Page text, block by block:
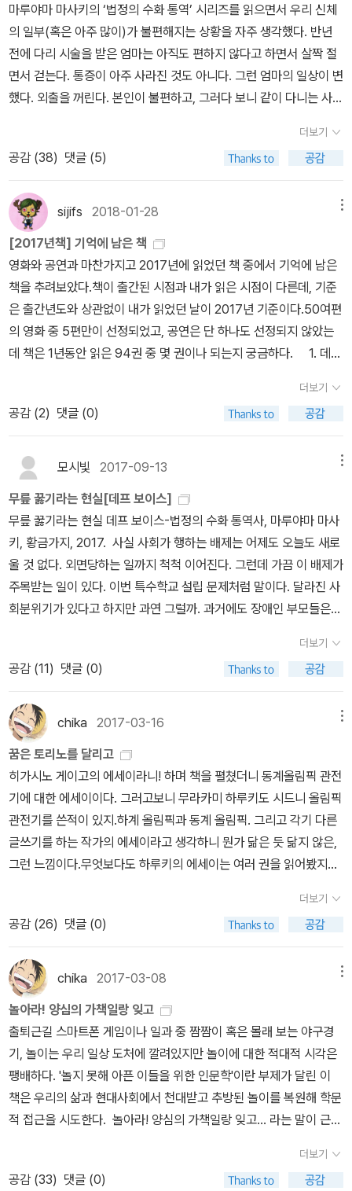
마루야마 마사키의 ‘법정의 수화 통역’ 시리즈를 읽으면서 우리 신체
의 일부(혹은 아주 많이)가 불편해지는 상황을 자주 생각했다. 반년
전에 다리 시술을 받은 엄마는 아직도 편하지 않다고 하면서 살짝 절
면서 걷는다. 통증이 아주 사라진 것도 아니다. 그런 엄마의 일상이 변
했다. 외출을 꺼린다. 본인이 불편하고, 그러다 보니 같이 다니는 사람
않는다. 코로나 때문이기도 하지만, 본인의 불편함이 외출을 못 하게
하니 이제는 마음까지 우울해졌다. 갑자기 닥친 불편함이 이 정도인
데, 오랜 세월, 어쩌면 태어날 때부터 듣지도 말하지도 못하는 이들의
세상이 어떨지 상상이 되지 않는다.첫 번째 이야기 『데프 보이스』의
시작이다. 구직 활동을 하던 아라이 나오토는 일을 구하기가 어려웠
다. 그러던 중 그렇게도 싫어했던 수화로 새 직업을 찾는다. 그는 농인
부모 밑에서 자란 코다(CODA : Children Of Deaf Adult) 이다. 부
모와 형은 농인이었고, 그는 청인으로 살았다. 농인 부모에게 태어난
청인 아이의 삶이 쉽지는 않았다. 자라면서 힘들었던 기억은 뒤로하
고 그는 이제 침묵의 세계에 사는 사람들의 목소리를 전달한다. 너무
익숙하게 봐왔던 환경에서 사는 사람들이 그의 시선에 새로운 건 없
었다. 은행 업무를 돕기도 하면서 누군가의 일상에 스며들던 그때, ‘해
마의 집’ 현재 이사장이 공원에서 살해당했다. 범인을 찾지 못했지만,
그 아들이다. 혹시 이 부자에게 원한이 있는 건 아닐까? 아무리 그래
도 같은 상황, 같은 방식으로 살해를? 농인을 위한 ‘해마의 집’에서 도
대체 무슨 일이 일어나고 있던 것일까.읽으면서 순간순간 그의 지나
온 삶을 떠올리게 되는데, 우리가 너무 쉽게 말했던 정상의 의미를 생
각했다. 부모와 형은 들리지 않는 사람, 그 사이에서 유일하게 듣고 말
할 수 있는 그의 정체성의 혼란이 전해졌다. 밖에서는 농인의 가족이
라고 시선을 받고, 집안에서는 그보다 형을 더 챙기는 부모님에게 서
갈 인생을 더 걱정하던 부모님의 태도를 그가 뭐라고 할 수 있을까 싶
다. 부모님의 걱정을 모를 것도 아주 아니지만, 평범한 아이였던 그가
받은 상처는 누가 돌봐줄 수 있을까. 그러니 그가 밥벌이를 위해 농인
의 세계에 뛰어든 것이 결코 쉬운 선택이 아니었다는 걸 잘 보여준다.
그러면서 점점 더 보이는 그들의 상처와 고충을 알고도 가만히 있을
수가 없다. 그는 이제 그의 업무 이상의 것에 다가간다. 그들이 제대로
말하지 못했던 진실의 장면을 찾아다닌다. 농인의 가족으로 살면서
청인이었던, 농인의 세계를 제대로 보려고 하지 않았던 그의 시간에
새로운 세계를 쌓는다. 그가 살아간 진짜 세상을 이제야 열었다.처음
나오토의 이야기를 들으면서 드는 생각은 외면하고 싶었던 삶에 다가
간 기분이 어떨까, 였다. 그가 택한 직업으로 그동안 보려고 하지 않았
느끼는 것들이 그대로 전해져왔다. 그의 삶이 점점 변해가는, 그 변화
의 의미와 깊이가 앞으로의 그의 인생을 어떻게 만들어줄지 기대되는
마음. 나오토를 앞세워 그동안 우리가 살면서 안 들리는 척, 모르는 척
했던 세상의 모습을 보여주면서 읽는 이의 시선 역시 변하게 된다. 나
오토가 예상하지 못했던 영역에 발을 들여놓음으로써 새로운 이야기
가 펼쳐진다.그들의 언어를 그들의 생각을 정확하게 통역할 수 있는
사람이 있어야, 그래서 법 아래에서 평등이 실현될 수 있다. 그들의 침
묵의 목소리가 모두에게 들릴 수 있도록 전달하는 것. 그것이야말로
자신이 해야 하는 일이다. (데프 보이스, 318페이지)이 시리즈의 두
토의 2년 후를 이야기한다. 여전히 그는 통역 수화를 하고 있으며, 지
금은 애인 미유키, 미와와 한집에서 살고 있다. 코다(CODA, Childre
더보기
공감 (38) 댓글 (5)
sijifs 2018-01-28
[2017년책] 기억에 남은 책
영화와 공연과 마찬가지고 2017년에 읽었던 책 중에서 기억에 남은
책을 추려보았다.책이 출간된 시점과 내가 읽은 시점이 다른데, 기준
은 출간년도와 상관없이 내가 읽었던 날이 2017년 기준이다.50여편
의 영화 중 5편만이 선정되었고, 공연은 단 하나도 선정되지 않았는
데 책은 1년동안 읽은 94권 중 몇 권이나 되는지 궁금하다. 1. 데프
권침해 문제와 시설문제가 녹아있다보니 주변에 있는 사람도 생각이
나서 기억에 남았던 것 같다.그리고 한국이나 일본이나 법적 처벌이
나 조사가 제대로 되지 않았던 부분도 화가 났다. 2. 딸에 대하여
2017년 11월 독서.레즈비언 커플과 커플 중 한 여성의 엄마가 함께
살게 되는 이야기를 엄마의 관점에서 쓴 책이다.사실 이 책은 11월에
읽고 리뷰는 12월에 썼는데, 리뷰를 쓸 때도 그리고 지금도 참 어려운
책이라고 생각한다. 부모와 자식의 거리는 자식이 생각하는 거리와
부모가 생각하는 거리가 좀 다른 것 같다. 책의 경우는 내가 읽었
던 94권의 책 중에서 어떤 책은 편하게 읽기 위하여 어떤 책은 도서
이벤트로 받았던 책이라 나의 관점이나 생각과는 많이 다른 책도 섞
여있어 기억에 남거나 인상 깊은 책이 없었던 것 같다.여행, 음식, 술
과 관련된 책의 경우 특히나 나의 관점과는 별개로 편하게 읽으려고
했던 게 있어서 더욱.2018년에는 책을 읽는 방식을 바꿔봐야하나 고
더보기
공감 (2) 댓글 (0)
모시빛 2017-09-13
무릎 꿇기라는 현실[데프 보이스]
무릎 꿇기라는 현실 데프 보이스-법정의 수화 통역사, 마루야마 마사
키, 황금가지, 2017. 사실 사회가 행하는 배제는 어제도 오늘도 새로
울 것 없다. 외면당하는 일까지 척척 이어진다. 그런데 가끔 이 배제가
주목받는 일이 있다. 이번 특수학교 설립 문제처럼 말이다. 달라진 사
회분위기가 있다고 하지만 과연 그럴까. 과거에도 장애인 부모들은
었지만 ‘이슈화’ 되지 않았다. 이번엔 무릎 꿇은 부모들의 모습이 보도
되어 반응이 일어났고 교육감과 교육부총리는 특수학교 설립 추진을
확대 추진하겠다고 밝혔다. 끝난 것은 아니니 또 지역주민의 반대 여
론 등 같은 과정이 반복되긴 할 것이다. 무릎 꿇기에 대해 ‘쇼’라고까
지 말하지 않던가. 그렇다면 쇼를 하게끔 한 이들이야말로 그에 대한
대가를 지불해야 되지 않는가. 어쨌든 ‘특수학교 설립은 정말로 집값
을 떨어뜨리나?’와 같은 기사가 연이어 쏟아지는 것은 이번이 처음인
듯 여겨진다. 그동안은 ‘주민간 마찰이 벌어졌다’ ‘무산됐다’와 같이
단순보도에 그쳤으니까. 변화의 시발점이 되어야 할 일이다. 특수학
교가 설립되었더라도 ‘도가니’ 속 사건들이 벌어지면 또다시 학교 폐
쇄가 치고 나올지 모르니까 말이다. 언제나 마음을 졸이고 지켜봐야
한다. 『데프 보이스』 속 사건도 특수 시설에서 벌어진다. 장애인을
교육하고 재활하는 시설에서 장애아동을 향한 성폭력은 왜 이토록 당
사망했고 그 원인은 아동성폭력이다. 그리고 17년이 지나 또한번 같
은 시설의 장이 사망한다. 이 공통의 사망자가 저지른 일이 무엇인지
충분히 짐작케하면서 소설은 ‘누가 죽였는가’를 찾아간다. 하지만 범
인을 찾는 것이 핵심이 되지는 않는다. 충분히 예상가능하니까. 『데
프 보이스』는 추리와 미스터리 소설이긴 하지만 다르다는 느낌을 받
는데 어쩌면 범인의 추적이 아니라 농인의 세계에 대해 집중하기 때
문일 것이다. 아주 오래전에 수화를 잠깐 배웠지만 제대로 써보지 못
해 모두 까먹어 알파벳 정도만 기억하고 있지만 수화통역사의 시선으
람을 대한다는 것에 대해 많은 생각거리를 안겨주었다. 이야기의 화
자는 아라이 나오토이다. 그는 오랫동안 경찰서 사무직으로 일했지만
더보기
공감 (11) 댓글 (0)
chika 2017-03-16
꿈은 토리노를 달리고
히가시노 게이고의 에세이라니! 하며 책을 펼쳤더니 동계올림픽 관전
기에 대한 에세이이다. 그러고보니 무라카미 하루키도 시드니 올림픽
관전기를 쓴적이 있지.하계 올림픽과 동계 올림픽. 그리고 각기 다른
글쓰기를 하는 작가의 에세이라고 생각하니 뭔가 닮은 듯 닮지 않은,
그런 느낌이다.무엇보다도 하루키의 에세이는 여러 권을 읽어봤지만
씨로 나오는데 뜬금없이 인간이 된 고양이가 주인공으로 등장한다.
이거 말인가 보말인가. ㅎ그래도 꽤 흥미롭게 시작하고 있다. 두어시
간쯤 전 점심먹고 너무 졸려서 책을 펼쳤는데 일을 해야할 시점인데
도 책장을 덮기가 싫더라니.... 책 표지가 생각나는. 제목이 생각안나
더니 달의 위로였어. 읽어보지 않았지만 표지만으로도 괜히 펼쳐보고
싶은 책들인데. 아무튼 '마음'이라는 것은 볼 수도, 번역할수도 없는
건데 그렇다고 딱히 그렇게 정의를 내리고 싶지는 않은.
이제는 요리 프로그램이나 먹방 프로그램이 많아져서 그냥 그런
가, 하게된다. 그런데 먹는 존재, 먹는 인간...글쎄... 먹기 위해 사는가
살기 위해 먹는가, 라는 오랜 물음을 새삼 꺼내고 싶은 건 아니고.단순
히 만화책이 궁금할 뿐. 지금 기대하고 있는 책들은.
날이 흐려 그런가. 집에 가서 이불 속에 들어가 만화책 펴 놓고 읽
다가 그냥 잠들고 싶다..... 굿즈때문에 자꾸만 기웃거리게 되는 책.
더보기
공감 (26) 댓글 (0)
chika 2017-03-08
놀아라! 양심의 가책일랑 잊고
출퇴근길 스마트폰 게임이나 일과 중 짬짬이 혹은 몰래 보는 야구경
기, 놀이는 우리 일상 도처에 깔려있지만 놀이에 대한 적대적 시각은
팽배하다. '놀지 못해 아픈 이들을 위한 인문학'이란 부제가 달린 이
책은 우리의 삶과 현대사회에서 천대받고 추방된 놀이를 복원해 학문
적 접근을 시도한다. 놀아라! 양심의 가책일랑 잊고... 라는 말이 근무
이 안되는 시간. 해야할 일이 있기는 하지만 조금 뒤로 미뤄도 되는 여
유가 있는 지금. 모든 근심걱정따위는 다 잊고 편하게 놀았으면 좋겠
더보기
공감 (33) 댓글 (0)